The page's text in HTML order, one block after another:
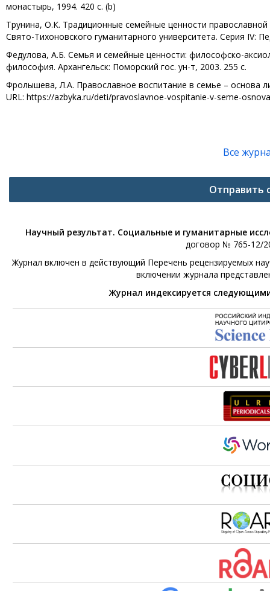
монастырь, 1994. 420 с. (b)
Трунина, О.К. Традиционные семейные ценности
Свято-Тихоновского гуманитарного университета. Серия IV:
Федулова, А.Б. Семья и семейные ценности: философско-
философия. Архангельск: Поморский гос. ун-т, 2003. 255 с.
Фролышева, Л.А. Православное воспитание в семье – основа
URL: https://azbyka.ru/deti/pravoslavnoe-vospitanie-v-seme-
Все
Отправить
Научный результат. Социальные и гуманитарные
договор № 765-12/
Журнал включен в действующий Перечень рецензируемых
включении журнала
Журнал индексируется